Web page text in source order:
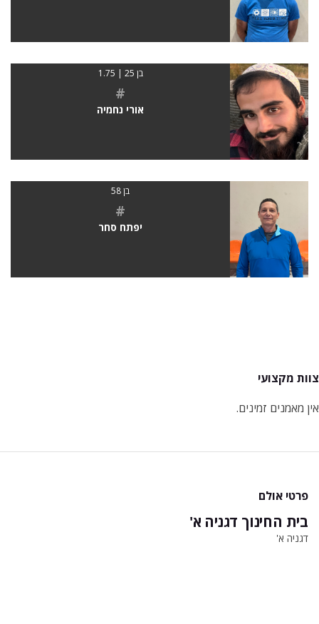
בן 25 | 1.75
#
אורי נחמיה
בן 58
#
יפתח סחר
צוות מקצועי
אין מאמנים זמינים.
פרטי אולם
בית החינוך דגניה א'
דגניה א'